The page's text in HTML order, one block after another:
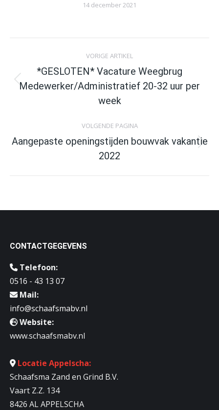
14 december 2021
VORIGE ARTIKEL
Previous
post:
*GESLOTEN* Vacature Weegbrug
Medewerker/Administratief 20-32 uur per
week
VOLGENDE PAGINA
Volgende
artikel
Aangepaste openingstijden bouwvak vakantie
2022
CONTACTGEGEVENS
Telefoon:
0516 - 43 13 07
Mail:
info@schaafsmabv.nl
Website:
www.schaafsmabv.nl
Locatie Appelscha:
Schaafsma Zand en Grind B.V.
Vaart Z.Z. 134
8426 AL APPELSCHA